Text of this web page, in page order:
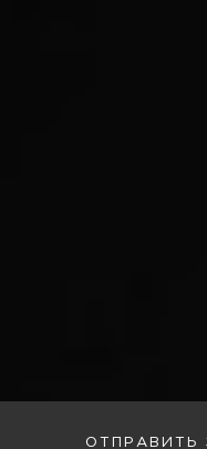
ОТПРАВИТЬ